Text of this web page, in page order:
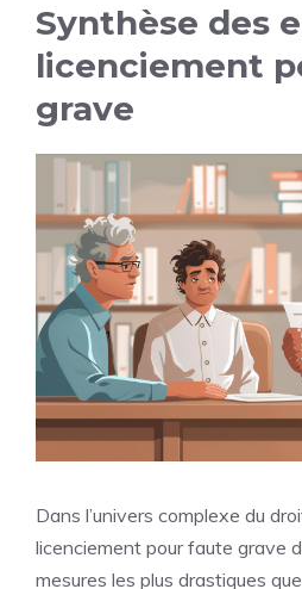
Synthèse des
licenciement
grave
Dans l’univers complexe du
licenciement pour faute grave
mesures les plus drastiques